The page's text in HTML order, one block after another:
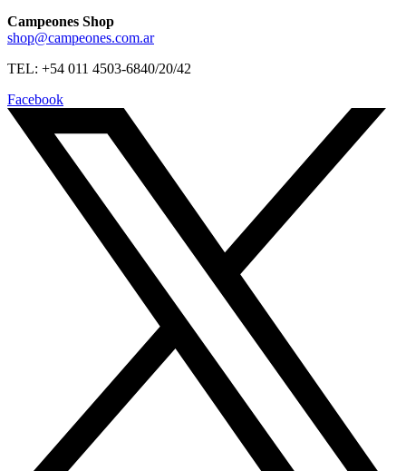
Campeones Shop
shop@campeones.com.ar
TEL: +54 011 4503-6840/20/42
Facebook